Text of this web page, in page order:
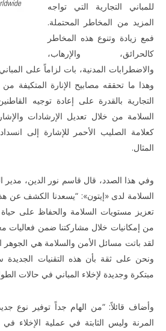
NOW VIEWING
«إيتون» في معرض «إنترسيك 2019»
January
15,
2019
للمباني التجارية التي تواجه
المزيد من المخاطر المحتملة.
فمع زيادة وتنوع هذه المخاطر
كالحرائق، والإرهاب،
والاضطرابات المدنية، بات لزاماً على
وهذا ما تحققه مصابيح الإنارة المتكيفة من
التجارية بالقدرة على إعادة توجيه
السلامة من خلال تعديل الإرشادات
كعلامة الصليب الأحمر للإشارة إلى
المثال.
وفي هذا الصدد، قال قاسم نور الدين، مدير
السلامة لدى «إيتون»: “يسعدنا الكشف عن
تعزيز مستويات السلامة والحفاظ على حياة
من إمكانيات خلال مشاركتنا ضمن فعاليات
لقد باتت مسائل الأمن والسلامة هي الجوهر
ونحن على ثقة بأن هذه التقنيات الجديدة
مبتكرة وجديدة لإخلاء المباني في حالات
وأضاف قائلاً: “من الهام جداً توفير نوع
المرنة وليس الثابتة في عملية الإخلاء في